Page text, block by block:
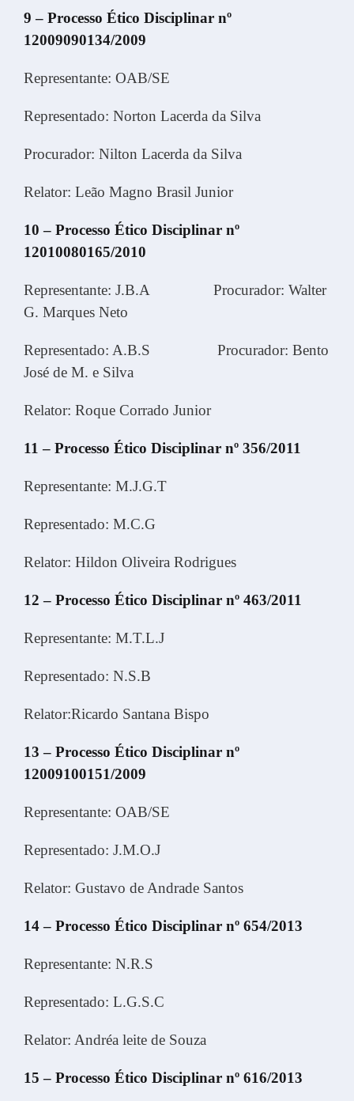
9 – Processo Ético Disciplinar nº
12009090134/2009
Representante: OAB/SE
Representado: Norton Lacerda da Silva
Procurador: Nilton Lacerda da Silva
Relator: Leão Magno Brasil Junior
10 – Processo Ético Disciplinar nº
12010080165/2010
Representante: J.B.A Procurador: Walter
G. Marques Neto
Representado: A.B.S Procurador: Bento
José de M. e Silva
Relator: Roque Corrado Junior
11 – Processo Ético Disciplinar nº 356/2011
Representante: M.J.G.T
Representado: M.C.G
Relator: Hildon Oliveira Rodrigues
12 – Processo Ético Disciplinar nº 463/2011
Representante: M.T.L.J
Representado: N.S.B
Relator:Ricardo Santana Bispo
13 – Processo Ético Disciplinar nº
12009100151/2009
Representante: OAB/SE
Representado: J.M.O.J
Relator: Gustavo de Andrade Santos
14 – Processo Ético Disciplinar nº 654/2013
Representante: N.R.S
Representado: L.G.S.C
Relator: Andréa leite de Souza
15 – Processo Ético Disciplinar nº 616/2013